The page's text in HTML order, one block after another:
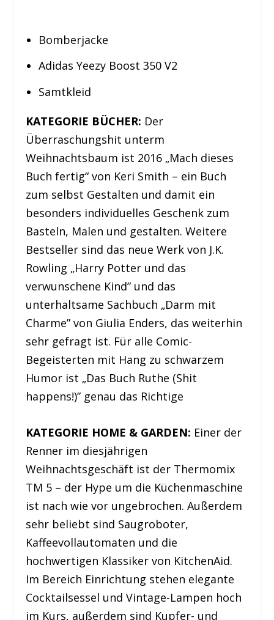
Bomberjacke
Adidas Yeezy Boost 350 V2
Samtkleid
KATEGORIE BÜCHER: Der
Überraschungshit unterm
Weihnachtsbaum ist 2016 „Mach dieses
Buch fertig“ von Keri Smith – ein Buch
zum selbst Gestalten und damit ein
besonders individuelles Geschenk zum
Basteln, Malen und gestalten. Weitere
Bestseller sind das neue Werk von J.K.
Rowling „Harry Potter und das
verwunschene Kind” und das
unterhaltsame Sachbuch „Darm mit
Charme” von Giulia Enders, das weiterhin
sehr gefragt ist. Für alle Comic-
Begeisterten mit Hang zu schwarzem
Humor ist „Das Buch Ruthe (Shit
happens!)” genau das Richtige
KATEGORIE HOME & GARDEN: Einer der
Renner im diesjährigen
Weihnachtsgeschäft ist der Thermomix
TM 5 – der Hype um die Küchenmaschine
ist nach wie vor ungebrochen. Außerdem
sehr beliebt sind Saugroboter,
Kaffeevollautomaten und die
hochwertigen Klassiker von KitchenAid.
Im Bereich Einrichtung stehen elegante
Cocktailsessel und Vintage-Lampen hoch
im Kurs, außerdem sind Kupfer- und